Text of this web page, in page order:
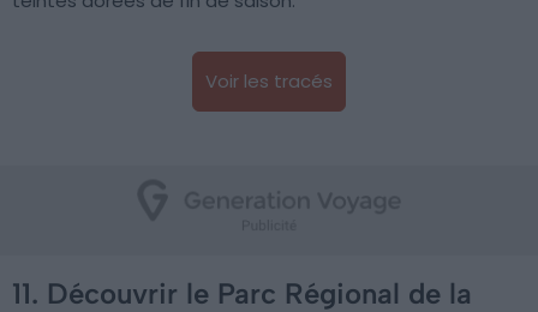
Voir les tracés
11. Découvrir le Parc Régional de la